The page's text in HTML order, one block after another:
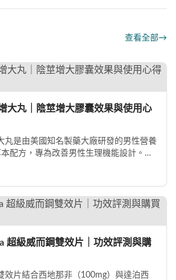
查看全部→
大丸｜陰莖增大膠囊效果與使用心
丸是由美國知名製藥大廠研發的男性營養
配方，專為改善男性生理機能設計。根
超級威而鋼雙效片｜功效評測與購
效片結合西地那非（100mg）與達泊西